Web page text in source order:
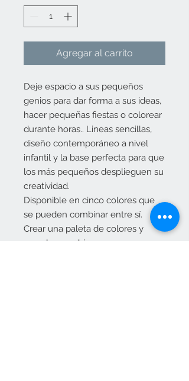
Agregar al carrito
Deje espacio a sus pequeños
genios para dar forma a sus ideas,
hacer pequeñas fiestas o colorear
durante horas.. Lineas sencillas,
diseño contemporáneo a nivel
infantil y la base perfecta para que
los más pequeños desplieguen su
creatividad.
Disponible en cinco colores que
se pueden combinar entre sí.
Crear una paleta de colores y
mezclar, combinar para una